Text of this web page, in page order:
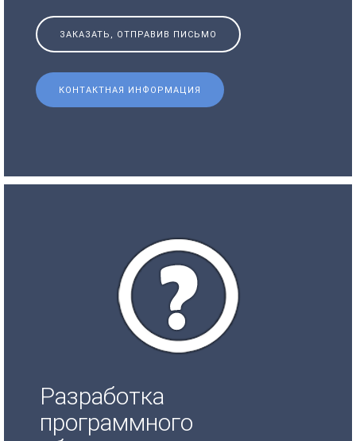
ЗАКАЗАТЬ, ОТПРАВИВ ПИСЬМО
КОНТАКТНАЯ ИНФОРМАЦИЯ
Разработка
программного